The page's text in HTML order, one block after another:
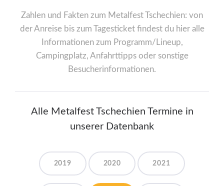
Zahlen und Fakten zum Metalfest Tschechien: von
der Anreise bis zum Tagesticket findest du hier alle
Informationen zum Programm/Lineup,
Campingplatz, Anfahrttipps oder sonstige
Besucherinformationen.
Alle Metalfest Tschechien Termine in
unserer Datenbank
2019 2020 2021